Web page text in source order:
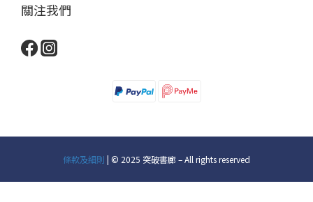
關注我們
條款及細則 | © 2025 突破書廊 – All rights reserved